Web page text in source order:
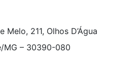
Melo, 211, Olhos D’Água
MG – 30390-080